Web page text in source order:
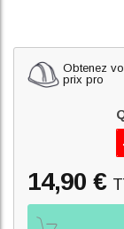
Obtenez
prix pro
14,90 €